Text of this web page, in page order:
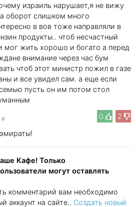
израиль нарушает,я не вижу
оборот слишком много
в вов тоже направляли в
продукты.. чтоб несчастный
мог жить хорошо и богато а перед
внимание через час бум
чтоб этот министр пожил в газе
и все увидел сам. а еще если
пусть он им потом стол
0
2
#
Кафе! Только
могут оставлять
комментарий вам необходимо
аккаунт на сайте.. Создать новый